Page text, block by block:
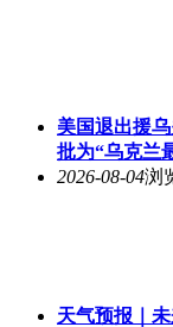
美国退出援
批为“乌克兰
2026-08-04浏
天气预报｜